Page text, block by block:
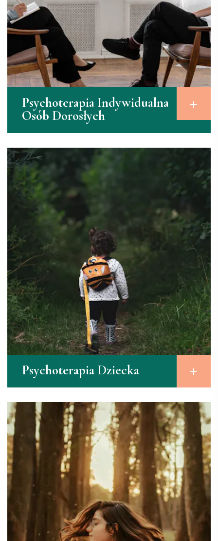
Psychoterapia Indywidualna
Osób Dorosłych
Psychoterapia Dziecka